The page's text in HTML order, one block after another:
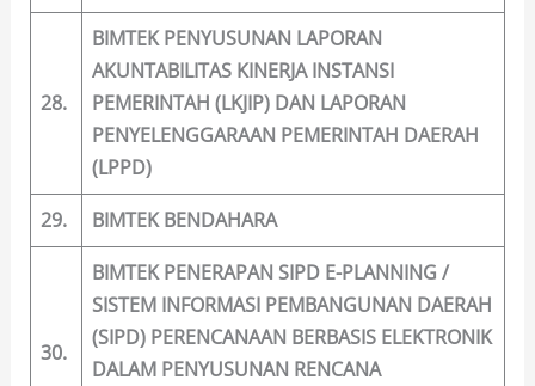
28.
BIMTEK PENYUSUNAN LAPORAN
AKUNTABILITAS KINERJA INSTANSI
PEMERINTAH (LKJIP) DAN LAPORAN
PENYELENGGARAAN PEMERINTAH DAERAH
(LPPD)
29.
BIMTEK BENDAHARA
30.
BIMTEK PENERAPAN SIPD E-PLANNING /
SISTEM INFORMASI PEMBANGUNAN DAERAH
(SIPD) PERENCANAAN BERBASIS ELEKTRONIK
DALAM PENYUSUNAN RENCANA